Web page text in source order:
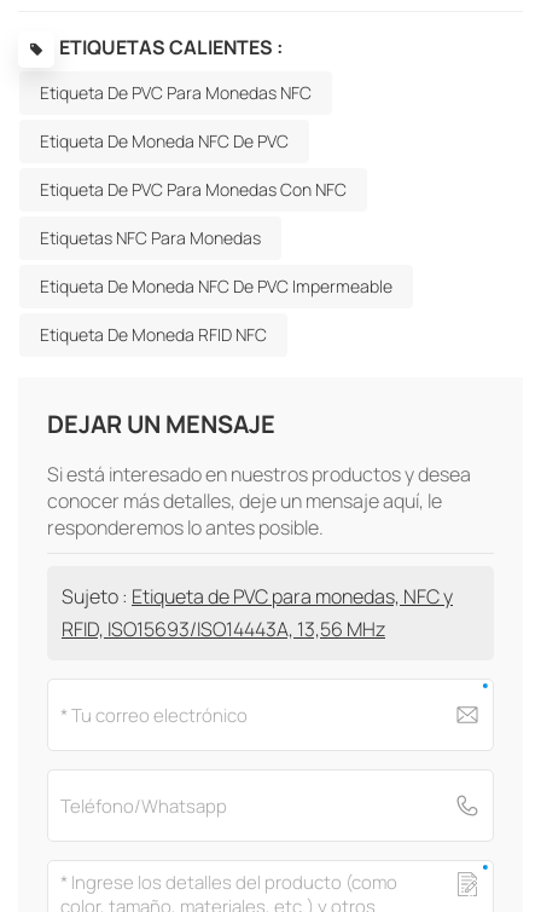
ETIQUETAS CALIENTES :
Etiqueta De PVC Para Monedas NFC
Etiqueta De Moneda NFC De PVC
Etiqueta De PVC Para Monedas Con NFC
Etiquetas NFC Para Monedas
Etiqueta De Moneda NFC De PVC Impermeable
Etiqueta De Moneda RFID NFC
DEJAR UN MENSAJE
Si está interesado en nuestros productos y desea
conocer más detalles, deje un mensaje aquí, le
responderemos lo antes posible.
Sujeto : Etiqueta de PVC para monedas, NFC y
RFID, ISO15693/ISO14443A, 13,56 MHz